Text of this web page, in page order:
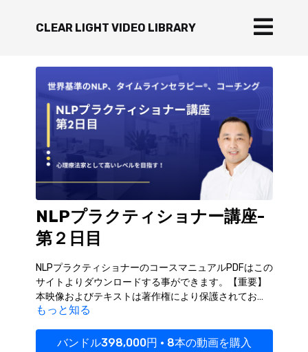
CLEAR LIGHT VIDEO LIBRARY
NLPプラクティショナー講座-
第２日目
NLPプラクティショナーのコースマニュアルPDFはこの
サイトよりダウンロードする事ができます。【重要】
本映像およびテキストは著作権により保護されてお
り、無断での複製・転載・共有（SNS投稿・第三者へ
れた場合、著作権侵害として法的措置の対象となる可
もっと知る
バンドル398,000円 • 8本の動画を購入